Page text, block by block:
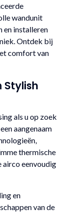
wandunit
en installeren
Ontdek bij
comfort van
Stylish
als u op zoek
aangenaam
thermische
airco eenvoudig
en
van de